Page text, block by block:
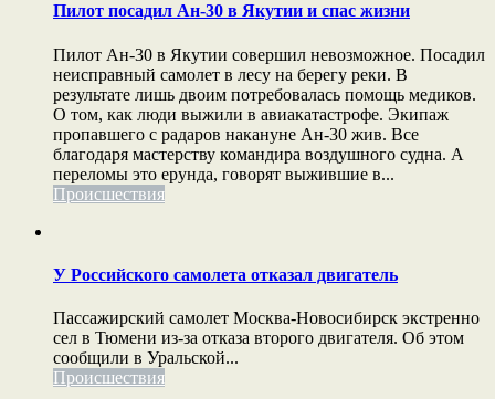
Пилот посадил Ан-30 в Якутии и спас жизни
Пилот Ан-30 в Якутии совершил невозможное. Посадил
неисправный самолет в лесу на берегу реки. В
результате лишь двоим потребовалась помощь медиков.
О том, как люди выжили в авиакатастрофе. Экипаж
пропавшего с радаров накануне Ан-30 жив. Все
благодаря мастерству командира воздушного судна. А
переломы это ерунда, говорят выжившие в...
Происшествия
У Российского самолета отказал двигатель
Пассажирский самолет Москва-Новосибирск экстренно
сел в Тюмени из-за отказа второго двигателя. Об этом
сообщили в Уральской...
Происшествия